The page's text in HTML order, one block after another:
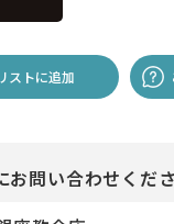
ストに追加
お問い合わせくだ